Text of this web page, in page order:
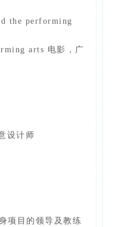
the performing
arts 电影，广
设计师
项目的领导及教练